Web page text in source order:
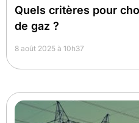
Quels critères pour
de gaz ?
8 août 2025 à 10h37